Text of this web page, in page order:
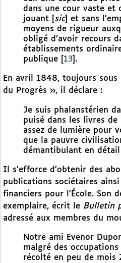
dans une cour vaste et
jouant [ sic] et sans
moyens de rigueur
obligé d’avoir recours
établissements
publique
13 .
En avril 1848, toujours sous
du Progrès », il déclare :
Je suis phalanstérien
puisé dans les livres de
assez de lumière pour
que la pauvre
démantibulant en détail
Il s’efforce d’obtenir des
publications sociétaires
financiers pour l’École. Son
exemplaire, écrit le Bulletin
adressé aux membres du
Notre ami Evenor
malgré des occupations
récolté en peu de mois